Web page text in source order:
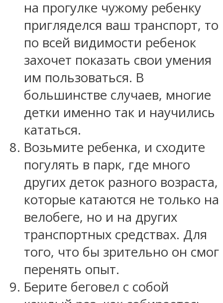
на прогулке чужому ребенку
пригляделся ваш транспорт, то
по всей видимости ребенок
захочет показать свои умения
им пользоваться. В
большинстве случаев, многие
детки именно так и научились
кататься.
Возьмите ребенка, и сходите
погулять в парк, где много
других деток разного возраста,
которые катаются не только на
велобеге, но и на других
транспортных средствах. Для
того, что бы зрительно он смог
перенять опыт.
Берите беговел с собой